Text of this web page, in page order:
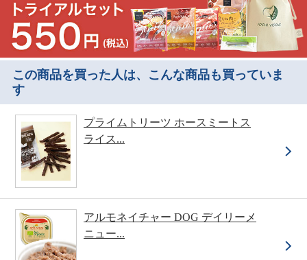
この商品を買った人は、こんな商品も買っていま
す
プライムトリーツ ホースミートス
ライス...
アルモネイチャー DOG デイリーメ
ニュー...